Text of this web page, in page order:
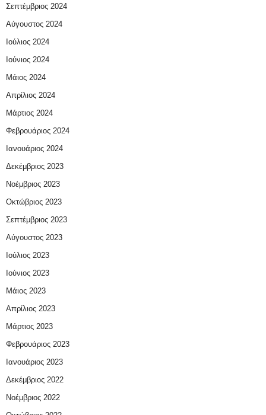
Σεπτέμβριος 2024
Αύγουστος 2024
Ιούλιος 2024
Ιούνιος 2024
Μάιος 2024
Απρίλιος 2024
Μάρτιος 2024
Φεβρουάριος 2024
Ιανουάριος 2024
Δεκέμβριος 2023
Νοέμβριος 2023
Οκτώβριος 2023
Σεπτέμβριος 2023
Αύγουστος 2023
Ιούλιος 2023
Ιούνιος 2023
Μάιος 2023
Απρίλιος 2023
Μάρτιος 2023
Φεβρουάριος 2023
Ιανουάριος 2023
Δεκέμβριος 2022
Νοέμβριος 2022